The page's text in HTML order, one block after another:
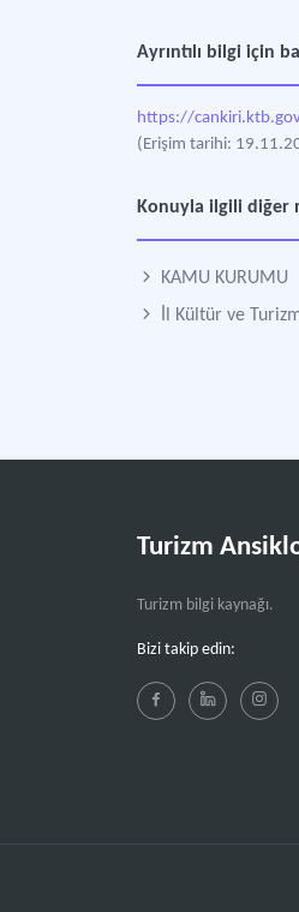
Ayrıntılı bilgi için
https://
(Erişim tarihi:
Konuyla ilgili diğer
KAMU KURUMU
İl Kültür ve
Turizm
Turizm bilgi kaynağı.
Bizi takip edin: